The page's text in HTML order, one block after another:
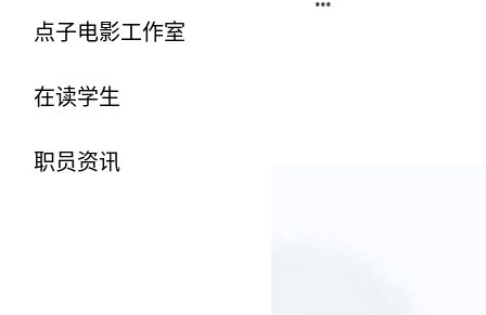
点子电影工作室
在读学生
职员资讯